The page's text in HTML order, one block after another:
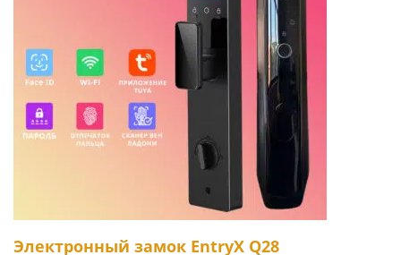
Электронный замок EntryX Q28